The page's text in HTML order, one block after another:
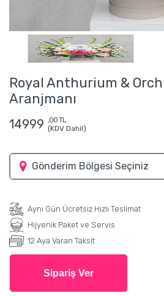
Royal Anthurium &
Aranjmanı
14999 ,00 TL
(KDV Dahil)
Gönderim Bölgesi Seçiniz
Aynı Gün Ücretsiz Hızlı Teslimat
Hijyenik Paket ve Servis
12 Aya Varan Taksit
Sipariş Ver